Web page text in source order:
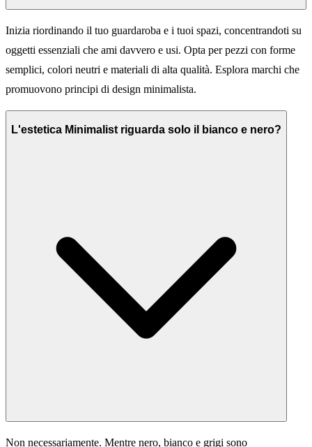
Inizia riordinando il tuo guardaroba e i tuoi spazi, concentrandoti su
oggetti essenziali che ami davvero e usi. Opta per pezzi con forme
semplici, colori neutri e materiali di alta qualità. Esplora marchi che
promuovono principi di design minimalista.
L'estetica Minimalist riguarda solo il bianco e nero?
Non necessariamente. Mentre nero, bianco e grigi sono